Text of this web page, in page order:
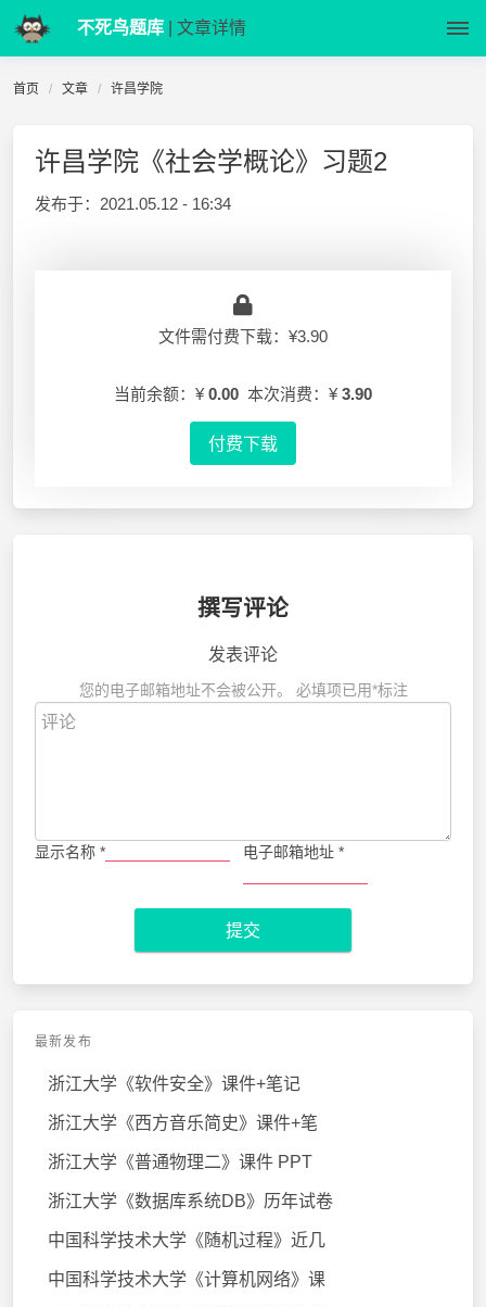
不死鸟题库 | 文章详情
首页 文章 许昌学院
许昌学院《社会学概论》习题2
发布于： 2021.05.12 - 16:34
文件需付费下载：¥3.90
当前余额：¥ 0.00 本次消费：¥ 3.90
付费下载
撰写评论
发表评论
您的电子邮箱地址不会被公开。 必填项已用*标注
显示名称 * 电子邮箱地址 *
提交
最新发布
浙江大学《软件安全》课件+笔记
浙江大学《西方音乐简史》课件+笔
浙江大学《普通物理二》课件 PPT
浙江大学《数据库系统DB》历年试卷
中国科学技术大学《随机过程》近几
中国科学技术大学《计算机网络》课